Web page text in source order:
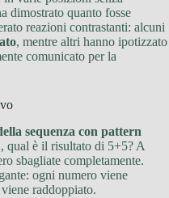
dimostrato quanto fosse
reazioni contrastanti: alcuni
, mentre altri hanno ipotizzato
comunicato per la
sequenza con pattern
qual è il risultato di 5+5? A
sbagliate completamente.
ogni numero viene
raddoppiato.